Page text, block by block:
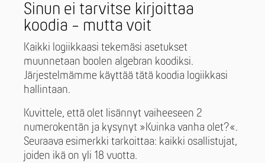
Sinun ei tarvitse kirjoittaa
koodia - mutta voit
Kaikki logiikkaasi tekemäsi asetukset
muunnetaan boolen algebran koodiksi.
Järjestelmämme käyttää tätä koodia logiikkasi
hallintaan.
Kuvittele, että olet lisännyt vaiheeseen 2
numerokentän ja kysynyt »Kuinka vanha olet?«.
Seuraava esimerkki tarkoittaa: kaikki osallistujat,
joiden ikä on yli 18 vuotta.